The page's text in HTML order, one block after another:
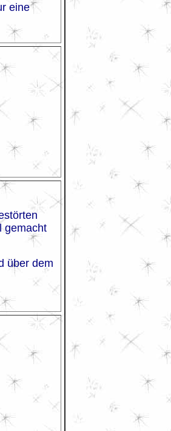
eine
gemacht
über dem